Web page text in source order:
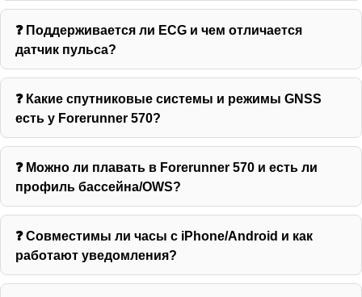
❓ Поддерживается ли ECG и чем отличается
датчик пульса?
❓ Какие спутниковые системы и режимы GNSS
есть у Forerunner 570?
❓ Можно ли плавать в Forerunner 570 и есть ли
профиль бассейна/OWS?
❓ Совместимы ли часы с iPhone/Android и как
работают уведомления?